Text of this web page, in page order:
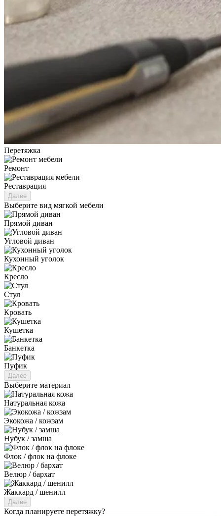
Перетяжка
Ремонт
Реставрация
Далее
Выберите вид мягкой мебели
Прямой диван
Угловой диван
Кухонный уголок
Кресло
Стул
Кровать
Кушетка
Банкетка
Пуфик
Далее
Выберите материал
Натуральная кожа
Экокожа / кожзам
Нубук / замша
Флок / флок на флоке
Велюр / бархат
Жаккард / шенилл
Далее
Когда планируете перетяжку?